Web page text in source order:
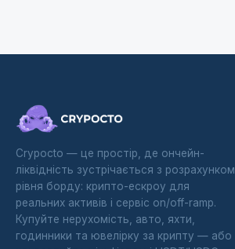
Crypocto — це простір, де ончейн-
ліквідність зустрічається з розрахунком
рівня борду: крипто-ескроу для
реальних активів і сервіс on/off-ramp.
Купуйте нерухомість, авто, яхти,
годинники та ювелірку за крипту — або